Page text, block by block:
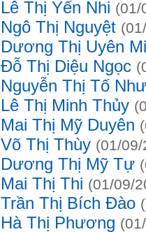
Lê Thị Yến Nhi (01/
Ngô Thị Nguyệt
Dương Thị Uyên Mi
Đỗ Thị Diệu Ngọc
Nguyễn Thị Tố Như
Lê Thị Minh Thủy
Mai Thị Mỹ Duyên
Võ Thị Thùy (01/
Dương Thị Mỹ Tự
Mai Thị Thi (01/09/
Trần Thị Bích Đào
Hà Thị Phương